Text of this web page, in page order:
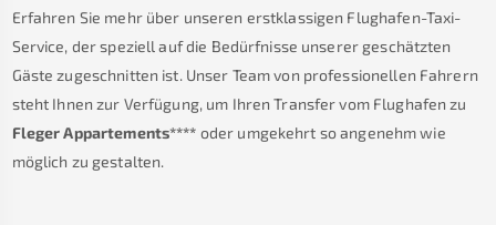
Erfahren Sie mehr über unseren erstklassigen Flughafen-Taxi-
Service, der speziell auf die Bedürfnisse unserer geschätzten
Gäste zugeschnitten ist. Unser Team von professionellen Fahrern
steht Ihnen zur Verfügung, um Ihren Transfer vom Flughafen zu
Fleger Appartements**** oder umgekehrt so angenehm wie
möglich zu gestalten.